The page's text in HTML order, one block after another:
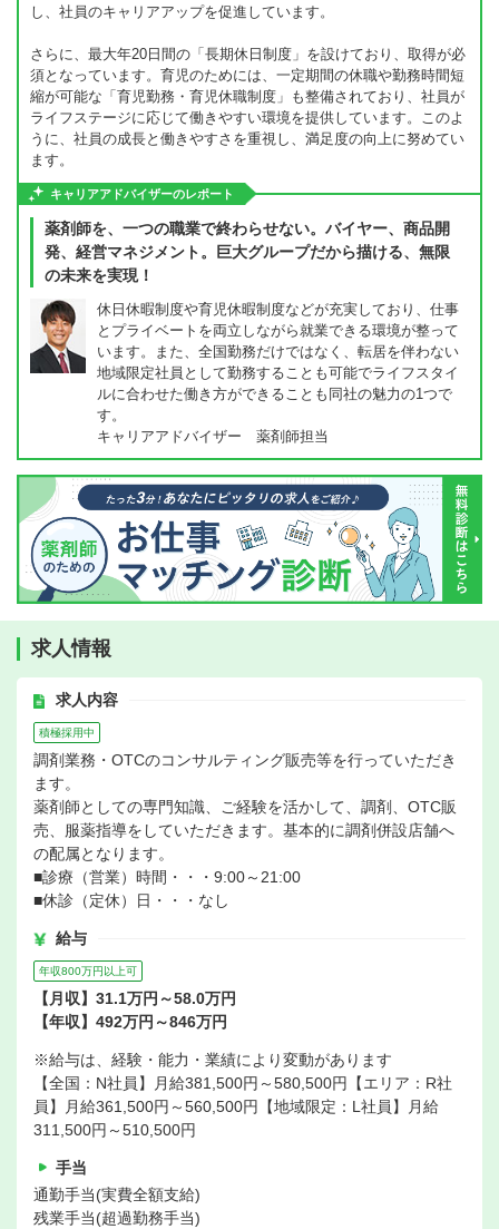
し、社員のキャリアアップを促進しています。
さらに、最大年20日間の「長期休日制度」を設けており、取得が必
須となっています。育児のためには、一定期間の休職や勤務時間短
縮が可能な「育児勤務・育児休職制度」も整備されており、社員が
ライフステージに応じて働きやすい環境を提供しています。このよ
うに、社員の成長と働きやすさを重視し、満足度の向上に努めてい
ます。
キャリアアドバイザーのレポート
薬剤師を、一つの職業で終わらせない。バイヤー、商品開
発、経営マネジメント。巨大グループだから描ける、無限
の未来を実現！
休日休暇制度や育児休暇制度などが充実しており、仕事
とプライベートを両立しながら就業できる環境が整って
います。また、全国勤務だけではなく、転居を伴わない
地域限定社員として勤務することも可能でライフスタイ
ルに合わせた働き方ができることも同社の魅力の1つで
す。
キャリアアドバイザー 薬剤師担当
求人情報
求人内容
積極採用中
調剤業務・OTCのコンサルティング販売等を行っていただき
ます。
薬剤師としての専門知識、ご経験を活かして、調剤、OTC販
売、服薬指導をしていただきます。基本的に調剤併設店舗へ
の配属となります。
■診療（営業）時間・・・9:00～21:00
■休診（定休）日・・・なし
給与
年収800万円以上可
【月収】31.1万円～58.0万円
【年収】492万円～846万円
※給与は、経験・能力・業績により変動があります
【全国：N社員】月給381,500円～580,500円【エリア：R社
員】月給361,500円～560,500円【地域限定：L社員】月給
311,500円～510,500円
手当
通勤手当(実費全額支給)
残業手当(超過勤務手当)